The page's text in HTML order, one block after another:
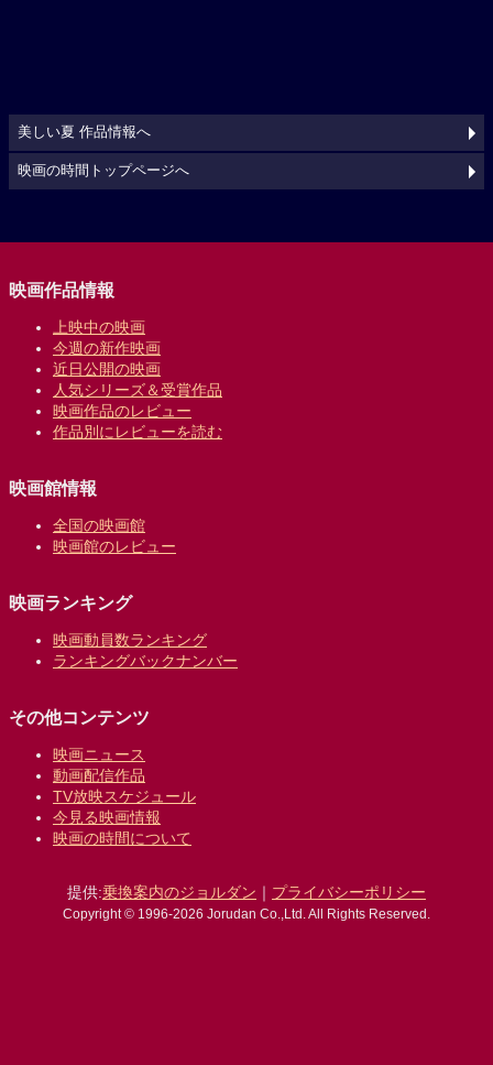
美しい夏 作品情報へ
映画の時間トップページへ
映画作品情報
上映中の映画
今週の新作映画
近日公開の映画
人気シリーズ＆受賞作品
映画作品のレビュー
作品別にレビューを読む
映画館情報
全国の映画館
映画館のレビュー
映画ランキング
映画動員数ランキング
ランキングバックナンバー
その他コンテンツ
映画ニュース
動画配信作品
TV放映スケジュール
今見る映画情報
映画の時間について
提供:乗換案内のジョルダン ｜ プライバシーポリシー
Copyright © 1996-2026 Jorudan Co.,Ltd. All Rights Reserved.